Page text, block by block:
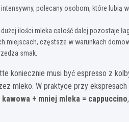
polecany osobom, które lubią
ilości mleka całość dalej pozostaje
miejscach, częstsze w warunkach
smak.
koniecznie musi być espresso z
mleko. W praktyce przy ekspresach
+ mniej mleka = cappuccino,